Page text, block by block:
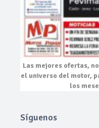
Las mejores ofertas,
el universo del motor,
los
Síguenos